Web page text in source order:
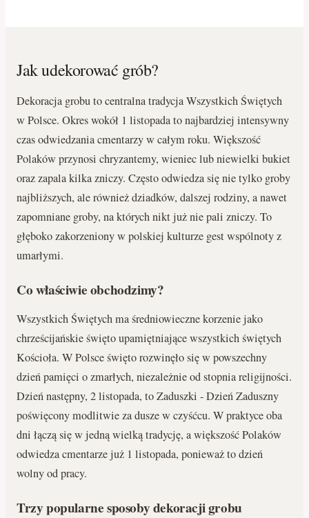
Jak udekorować grób?
Dekoracja grobu to centralna tradycja Wszystkich Świętych
w Polsce. Okres wokół 1 listopada to najbardziej intensywny
czas odwiedzania cmentarzy w całym roku. Większość
Polaków przynosi chryzantemy, wieniec lub niewielki bukiet
oraz zapala kilka zniczy. Często odwiedza się nie tylko groby
najbliższych, ale również dziadków, dalszej rodziny, a nawet
zapomniane groby, na których nikt już nie pali zniczy. To
głęboko zakorzeniony w polskiej kulturze gest wspólnoty z
umarłymi.
Co właściwie obchodzimy?
Wszystkich Świętych ma średniowieczne korzenie jako
chrześcijańskie święto upamiętniające wszystkich świętych
Kościoła. W Polsce święto rozwinęło się w powszechny
dzień pamięci o zmarłych, niezależnie od stopnia religijności.
Dzień następny, 2 listopada, to Zaduszki - Dzień Zaduszny
poświęcony modlitwie za dusze w czyśćcu. W praktyce oba
dni łączą się w jedną wielką tradycję, a większość Polaków
odwiedza cmentarze już 1 listopada, ponieważ to dzień
wolny od pracy.
Trzy popularne sposoby dekoracji grobu